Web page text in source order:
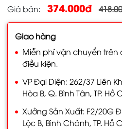
Giá bán
374.000đ
Giao hàng
Miễn phí vận chuyển
điều kiện.
VP Đại Diện: 262/37 Liên
Hòa B, Q. Bình Tân, TP. Hồ
Xưởng Sản Xuất: F2/20G
Lộc B, Bình Chánh, TP. Hồ